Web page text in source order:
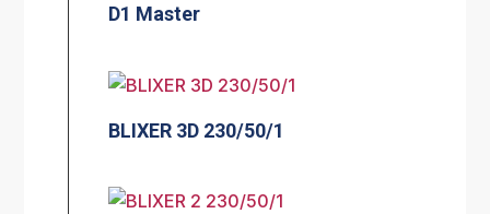
D1 Master
BLIXER 3D 230/50/1